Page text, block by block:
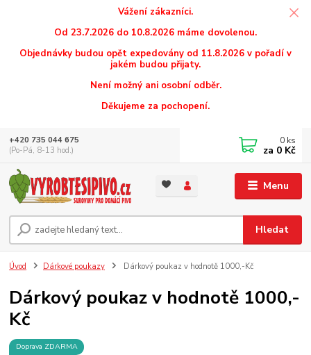
Vážení zákazníci.
Od 23.7.2026 do 10.8.2026 máme dovolenou.
Objednávky budou opět expedovány od 11.8.2026 v pořadí v
jakém budou přijaty.
Není možný ani osobní odběr.
Děkujeme za pochopení.
Menu
Hledat
+420 735 044 675
(Po-Pá, 8-13 hod.)
0 ks
za 0 Kč
Úvod Dárkové poukazy Dárkový poukaz v hodnotě 1000,-Kč
Dárkový poukaz v hodnotě 1000,-
Kč
Doprava ZDARMA